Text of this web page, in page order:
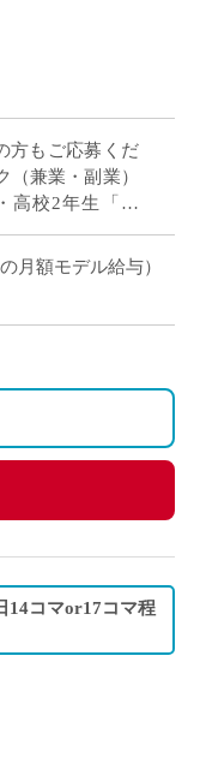
方もご応募くだ
（兼業・副業）
高校2年生「物
[…]
月額モデル給与）
14コマor17コマ程